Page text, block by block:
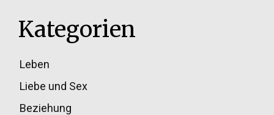
Kategorien
Leben
Liebe und Sex
Beziehung